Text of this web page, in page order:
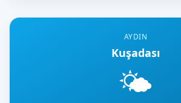
AYDIN
Kuşadası
🌤️